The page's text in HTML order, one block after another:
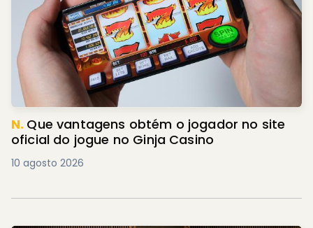
N. Que vantagens obtém o jogador no site
oficial do jogue no Ginja Casino
10 agosto 2026